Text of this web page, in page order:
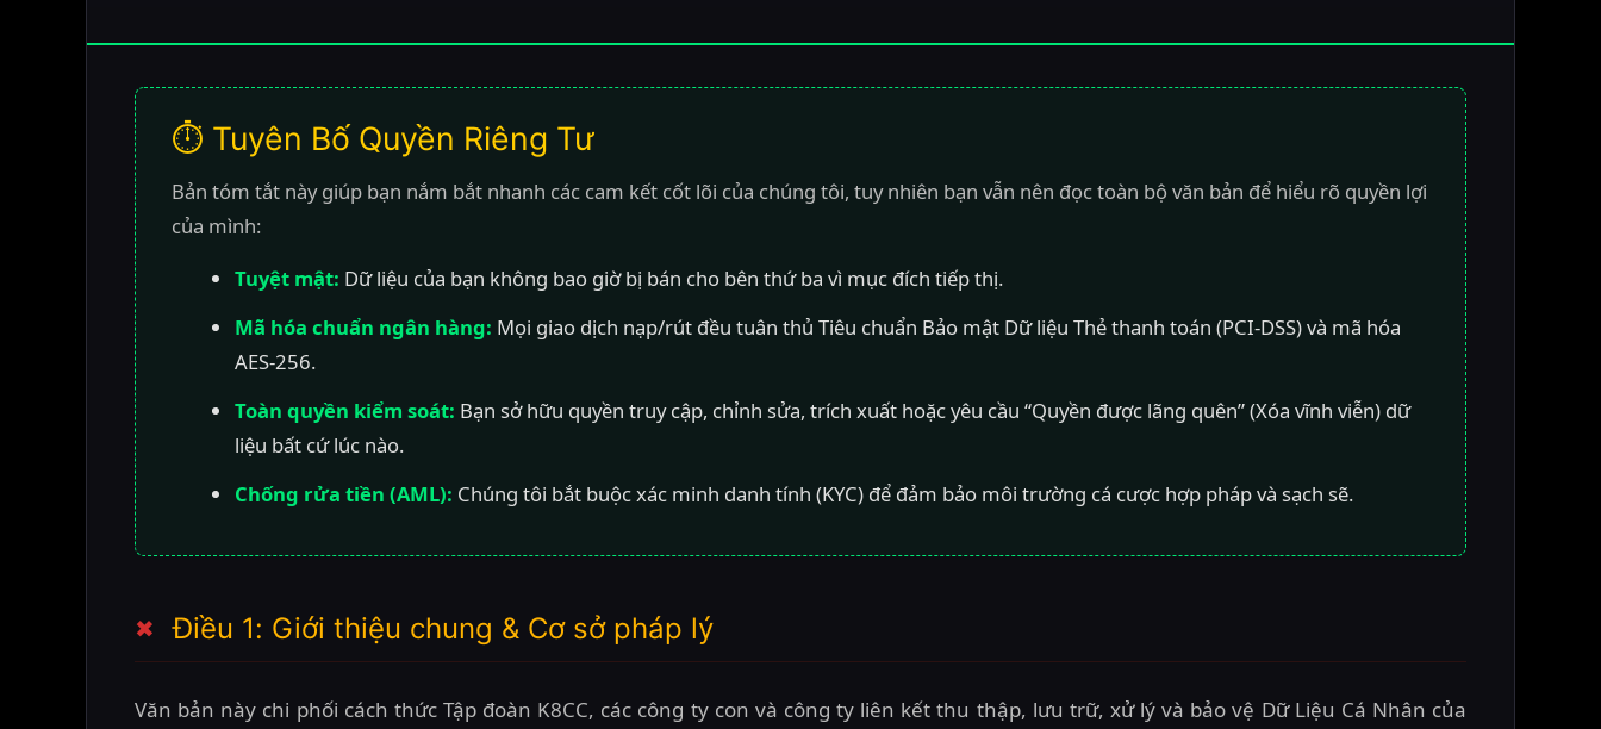
⏱️ Tuyên Bố Quyền Riêng Tư
Bản tóm tắt này giúp bạn nắm bắt nhanh các cam kết cốt lõi của chúng tôi, tuy nhiên bạn vẫn nên đọc toàn bộ văn bản để hiểu rõ quyền lợi
của mình:
Tuyệt mật: Dữ liệu của bạn không bao giờ bị bán cho bên thứ ba vì mục đích tiếp thị.
Mã hóa chuẩn ngân hàng: Mọi giao dịch nạp/rút đều tuân thủ Tiêu chuẩn Bảo mật Dữ liệu Thẻ thanh toán (PCI-DSS) và mã hóa
AES-256.
Toàn quyền kiểm soát: Bạn sở hữu quyền truy cập, chỉnh sửa, trích xuất hoặc yêu cầu “Quyền được lãng quên” (Xóa vĩnh viễn) dữ
liệu bất cứ lúc nào.
Chống rửa tiền (AML): Chúng tôi bắt buộc xác minh danh tính (KYC) để đảm bảo môi trường cá cược hợp pháp và sạch sẽ.
Điều 1: Giới thiệu chung & Cơ sở pháp lý
Văn bản này chi phối cách thức Tập đoàn K8CC, các công ty con và công ty liên kết thu thập, lưu trữ, xử lý và bảo vệ Dữ Liệu Cá Nhân của